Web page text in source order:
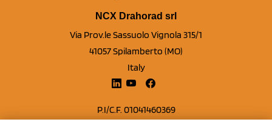
NCX Drahorad srl
Via Prov.le Sassuolo Vignola 315/1
41057 Spilamberto (MO)
Italy
P.I/C.F. 01041460369